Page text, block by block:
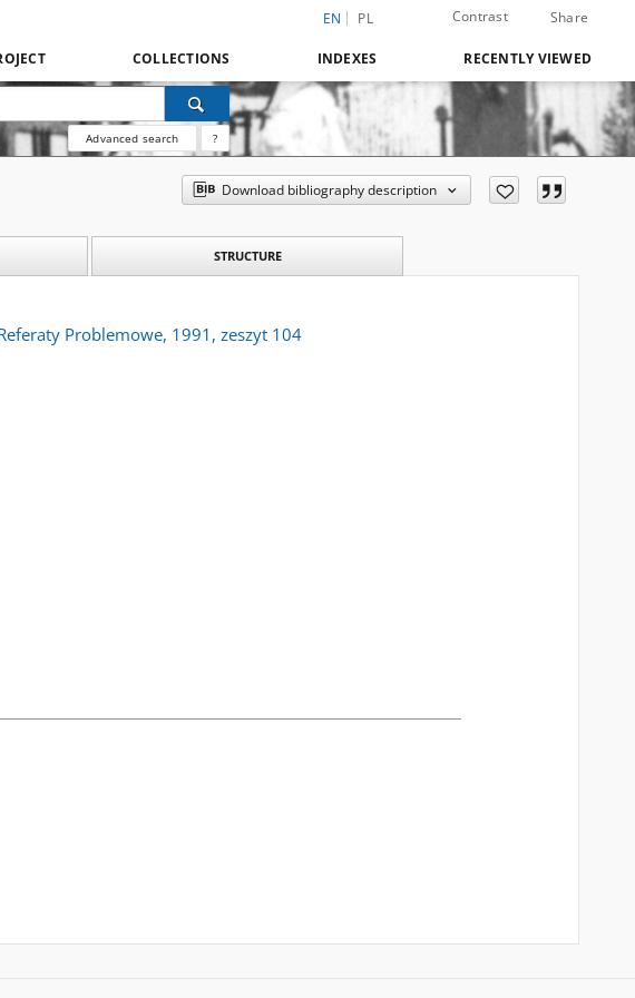
EN PL Contrast Share
COLLECTIONS INDEXES RECENTLY VIEWED
Advanced search ?
Download bibliography description
STRUCTURE
Problemowe, 1991, zeszyt 104